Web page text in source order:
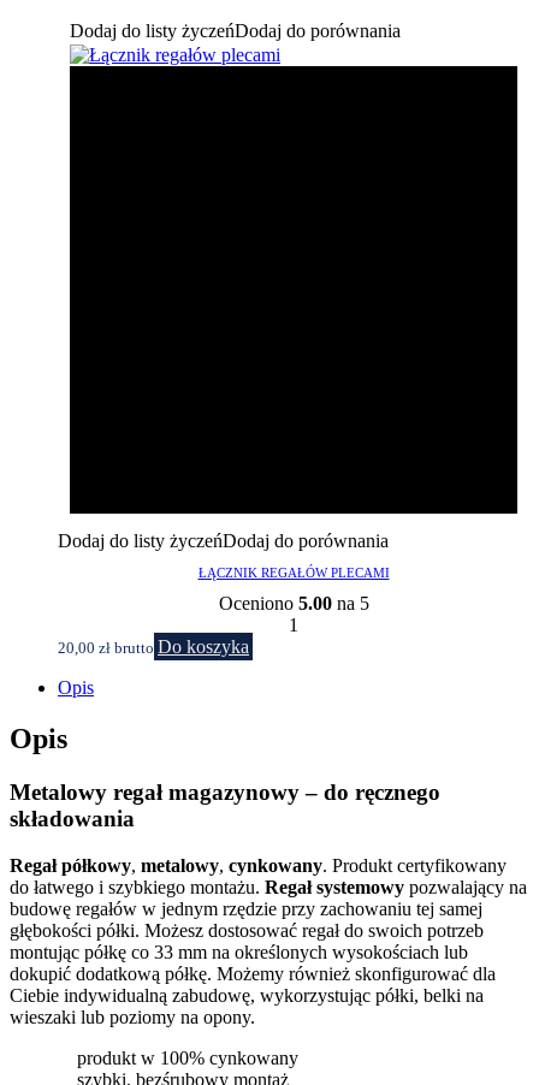
Dodaj do listy życzeńDodaj do porównania
Dodaj do listy życzeńDodaj do porównania
ŁĄCZNIK REGAŁÓW PLECAMI
Oceniono 5.00na 5
1
20,00 zł brutto Do koszyka
Opis
Opis
Metalowy regał magazynowy – do ręcznego
składowania
Regał półkowy, metalowy, cynkowany. Produkt certyfikowany
do łatwego i szybkiego montażu. Regał systemowy pozwalający na
budowę regałów w jednym rzędzie przy zachowaniu tej samej
głębokości półki. Możesz dostosować regał do swoich potrzeb
montując półkę co 33 mm na określonych wysokościach lub
dokupić dodatkową półkę. Możemy również skonfigurować dla
Ciebie indywidualną zabudowę, wykorzystując półki, belki na
wieszaki lub poziomy na opony.
produkt w 100% cynkowany
szybki, bezśrubowy montaż